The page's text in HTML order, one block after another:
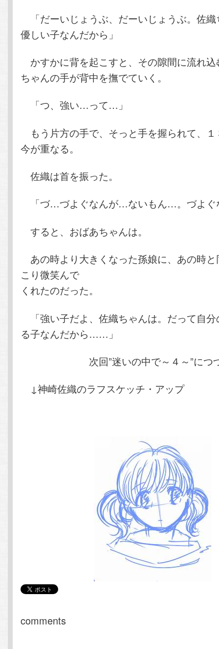
「だーいじょうぶ、だーいじょうぶ。佐
優しい子なんだから」
かすかに背を起こすと、その隙間に流れ
ちゃんの手が背中を撫でていく。
「つ、強い…って…」
もう片方の手で、そっと手を握られて、
今が重なる。
佐織は首を振った。
「づ…づよぐなんが…ないもん…。づよ
すると、おばあちゃんは。
あの時より大きくなった孫娘に、あの時
こり微笑んで
くれたのだった。
「強い子だよ、佐織ちゃんは。だって自
る子なんだから……」
次回”迷いの中で～４～”につ
↓神崎佐織のラフスケッチ・アップ
comments